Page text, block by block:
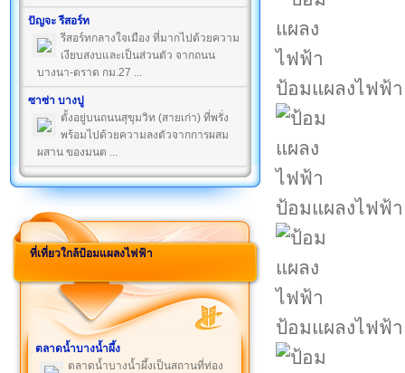
ปัญจะ รีสอร์ท
รีสอร์ทกลางใจเมือง ที่มากไปด้วยความ
เงียบสงบและเป็นส่วนตัว จากถนน
บางนา-ตราด กม.27 ...
ซาซ่า บางปู
ตั้งอยู่บนถนนสุขุมวิท (สายเก่า) ที่พรั่ง
พร้อมไปด้วยความลงตัวจากการผสม
ผสาน ของมนต ...
ที่เที่ยวใกล้ป้อมแผลงไฟฟ้า
ตลาดน้ำบางน้ำผึ้ง
ตลาดน้ำบางน้ำผึ้งเป็นสถานที่ท่อง
ป้อมแผลงไฟฟ้า
ป้อมแผลงไฟฟ้า
ป้อมแผลงไฟฟ้า